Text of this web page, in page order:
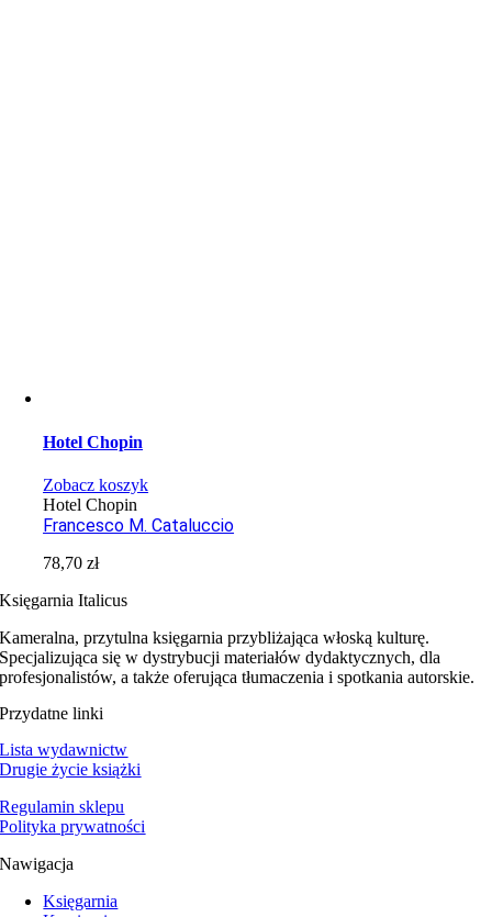
Hotel Chopin
Zobacz koszyk
Hotel Chopin
Francesco M. Cataluccio
78,70zł
Księgarnia Italicus
Kameralna, przytulna księgarnia przybliżająca włoską kulturę.
Specjalizująca się w dystrybucji materiałów dydaktycznych, dla
profesjonalistów, a także oferująca tłumaczenia i spotkania autorskie.
Przydatne linki
Lista wydawnictw
Drugie życie książki
Regulamin sklepu
Polityka prywatności
Nawigacja
Księgarnia